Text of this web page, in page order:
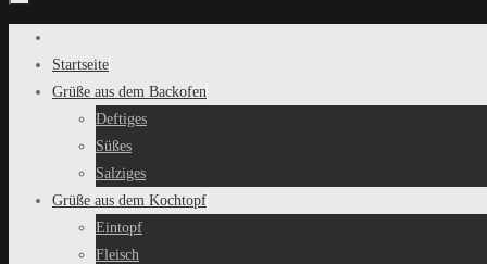
Zum
Inhalt
springen
Startseite
Grüße aus dem Backofen
Deftiges
Süßes
Salziges
Grüße aus dem Kochtopf
Eintopf
Fleisch